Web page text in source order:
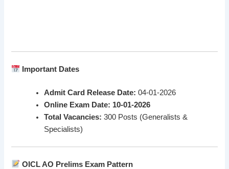
Important Dates
Admit Card Release Date: 04-01-2026
Online Exam Date: 10-01-2026
Total Vacancies: 300 Posts (Generalists &
Specialists)
OICL AO Prelims Exam Pattern